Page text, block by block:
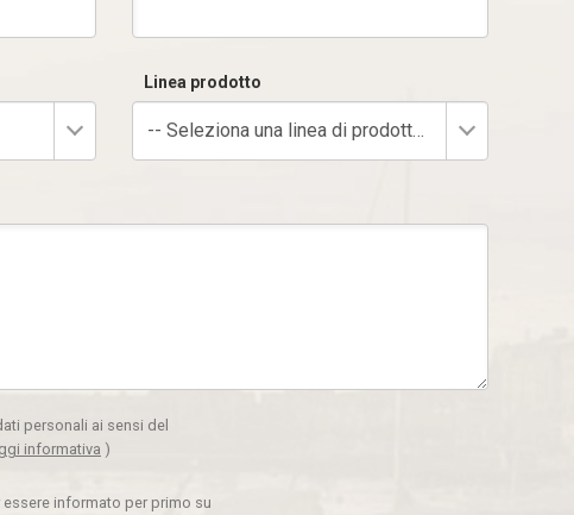
Linea prodotto
-- Seleziona una linea di prodotto --
personali ai sensi del
informativa )
informato per primo su